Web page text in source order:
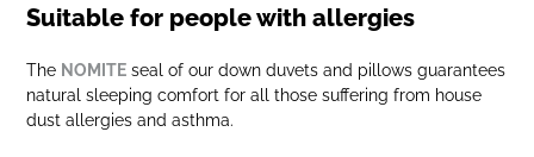
Suitable for people with allergies
The NOMITE seal of our down duvets and pillows guarantees
natural sleeping comfort for all those suffering from house
dust allergies and asthma.